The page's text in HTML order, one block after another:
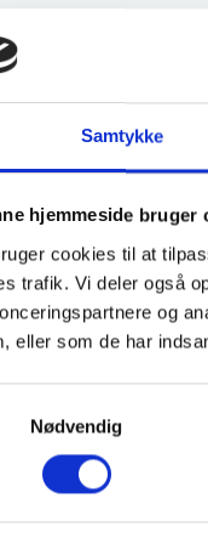
Samtykke
hjemmeside bruger
cookies til at
trafik. Vi deler også
og
eller som de har
Nødvendig